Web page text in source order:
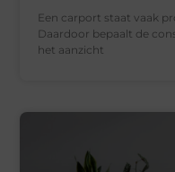
Een carport staat vaak
Daardoor bepaalt de
het aanzicht